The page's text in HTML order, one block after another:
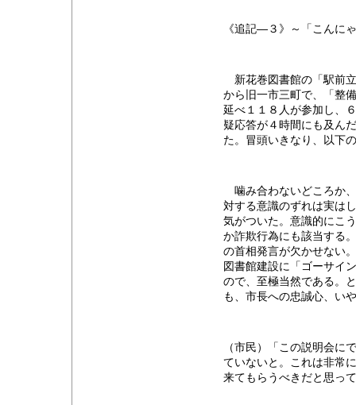
《追記―３》～「こんに
新花巻図書館の「駅前
から旧一市三町で、「整
延べ１１８人が参加し、
疑応答が４時間にも及ん
た。冒頭いきなり、以下
噛み合わないどころか
対する意識のずれは実は
気がついた。意識的にこ
か詐欺行為にも該当する
の首相発言が欠かせない
図書館建設に「ゴーサイ
ので、至極当然である。
も、市長への忠誠心、い
（市民）「この説明会に
ていないと。これは非常
来てもらうべきだと思っ